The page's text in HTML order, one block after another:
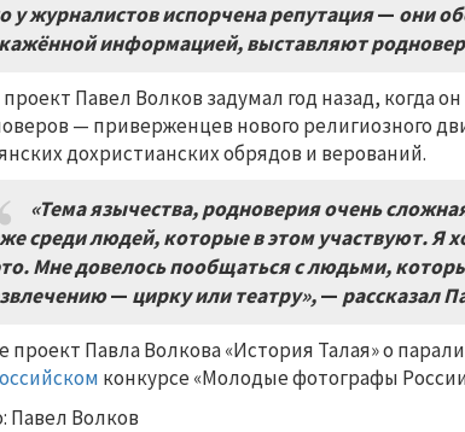
у журналистов испорчена репутация— они
информацией, выставляют
Павел Волков задумал год назад, когда
— приверженцев нового религиозного
дохристианских обрядов и верований.
«Тема язычества, родноверия очень
среди людей, которые в этом участвуют. Я
Мне довелось пообщаться с людьми,
— цирку или театру»,— рассказал
проект Павла Волкова «История Талая» о
конкурсе «Молодые фотографы
Павел Волков